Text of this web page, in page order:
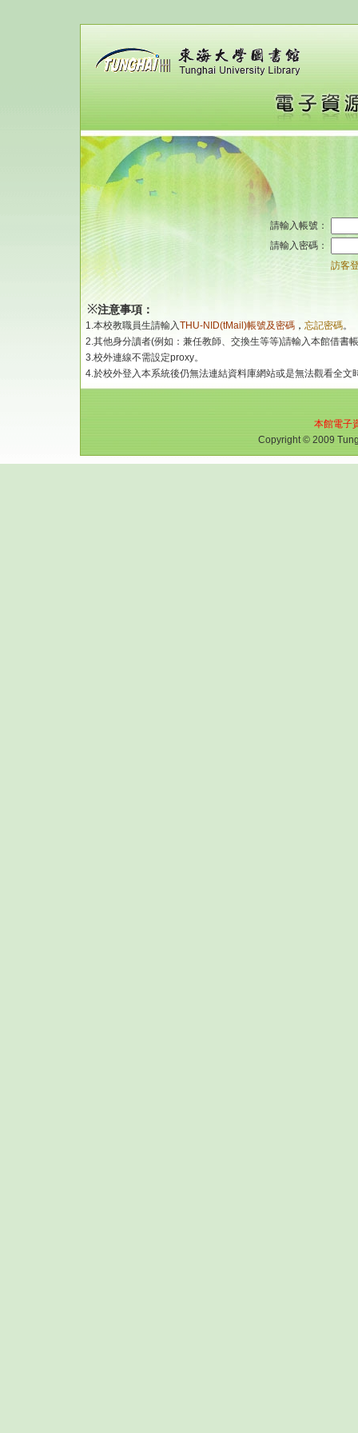
請輸入帳號：
請輸入密碼：
訪客
※注意事項：
1.本校教職員生請輸入THU-NID(tMail)帳號及密碼 ， 忘記密碼。
2.其他身分讀者(例如：兼任教師、交換生等等)請輸入本館借書
3.校外連線不需設定proxy。
4.於校外登入本系統後仍無法連結資料庫網站或是無法觀看全文
本館電子
Copyright © 2009